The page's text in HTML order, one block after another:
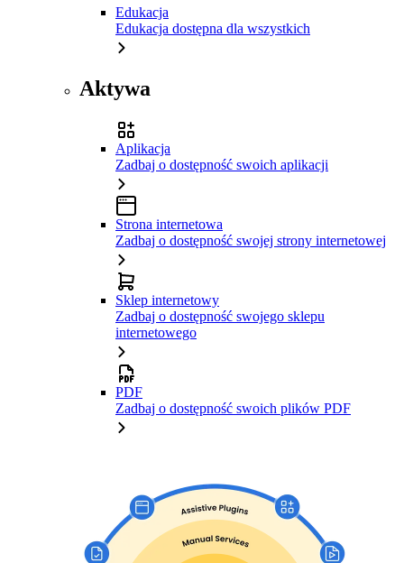
Edukacja
Edukacja dostępna dla wszystkich
Aktywa
Aplikacja
Zadbaj o dostępność swoich aplikacji
Strona internetowa
Zadbaj o dostępność swojej strony internetowej
Sklep internetowy
Zadbaj o dostępność swojego sklepu
internetowego
PDF
Zadbaj o dostępność swoich plików PDF